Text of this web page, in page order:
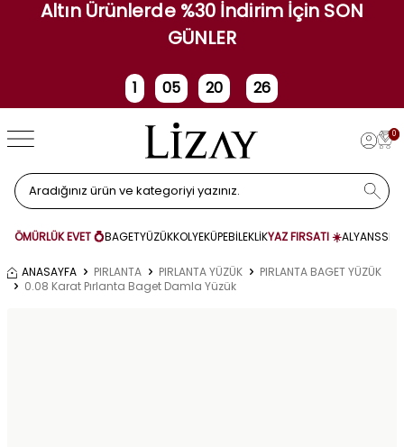
Altın Ürünlerde %30 İndirim İçin SON
GÜNLER
1
Gün
05
Saat
20 25
0
ÖMÜRLÜK EVET 💍BAGETYÜZÜKKOLYEKÜPEBİLEKLİKYAZ FIRSATI ☀️ALYANS
ANASAYFA PIRLANTA PIRLANTA YÜZÜK
PIRLANTA BAGET YÜZÜK
0.08 Karat Pırlanta Baget Damla Yüzük